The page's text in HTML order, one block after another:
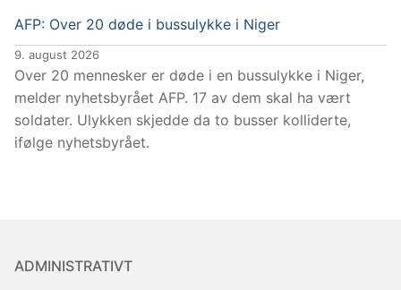
AFP: Over 20 døde i bussulykke i Niger
9. august 2026
Over 20 mennesker er døde i en bussulykke i Niger,
melder nyhetsbyrået AFP. 17 av dem skal ha vært
soldater. Ulykken skjedde da to busser kolliderte,
ifølge nyhetsbyrået.
ADMINISTRATIVT